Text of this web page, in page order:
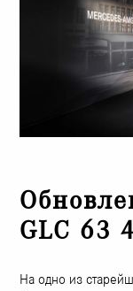
GLC 63
На одно из